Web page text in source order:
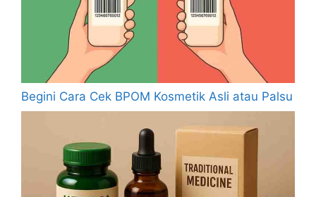
Begini Cara Cek BPOM Kosmetik Asli atau Palsu